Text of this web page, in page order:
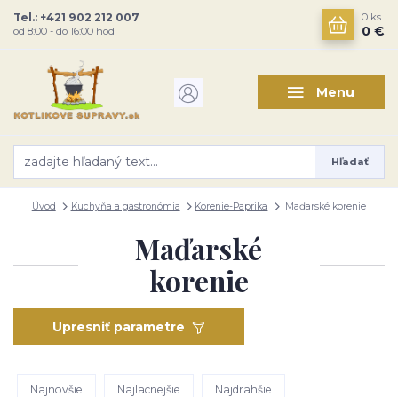
Menu
Hľadať
Tel.: +421 902 212 007
od 8:00 - do 16:00 hod
0 ks
0 €
Úvod Kuchyňa a gastronómia Korenie-Paprika Maďarské korenie
Maďarské
korenie
Upresniť parametre
Najnovšie Najlacnejšie Najdrahšie